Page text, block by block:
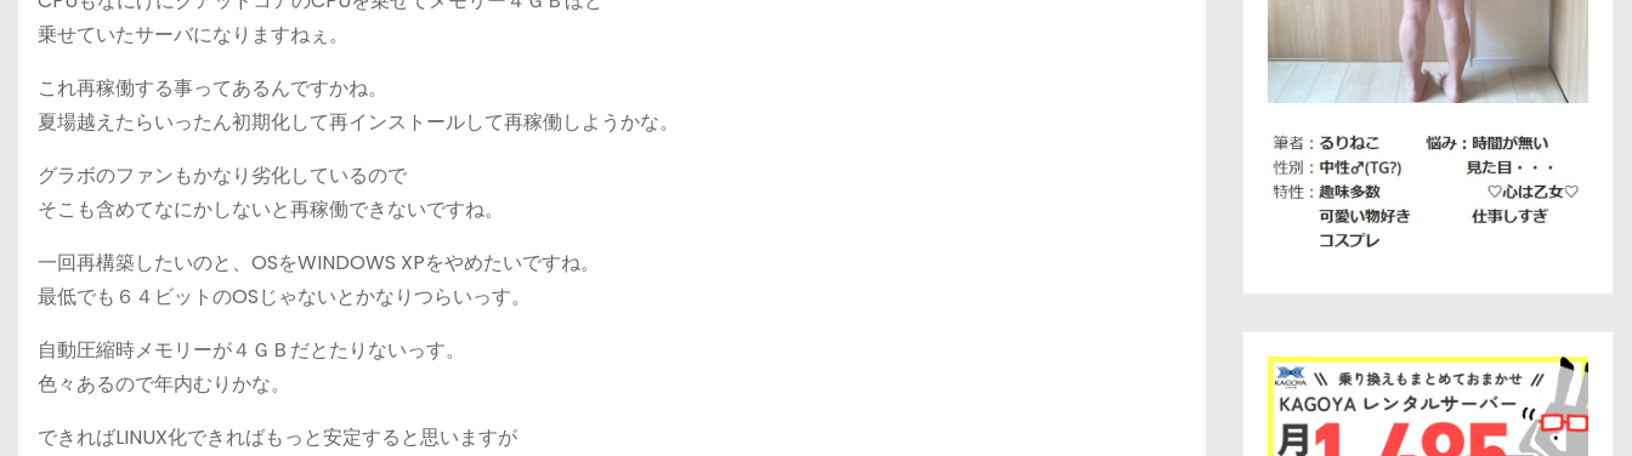
乗せていたサーバになりますねぇ。
これ再稼働する事ってあるんですかね。
夏場越えたらいったん初期化して再インストールして再稼働しようかな。
グラボのファンもかなり劣化しているので
そこも含めてなにかしないと再稼働できないですね。
一回再構築したいのと、OSをWINDOWS XPをやめたいですね。
最低でも６４ビットのOSじゃないとかなりつらいっす。
自動圧縮時メモリーが４ＧＢだとたりないっす。
色々あるので年内むりかな。
できればLINUX化できればもっと安定すると思いますが